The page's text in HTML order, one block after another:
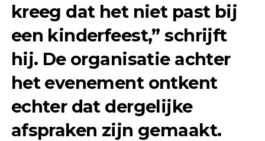
kreeg dat het niet past bij
een kinderfeest,” schrijft
hij. De organisatie achter
het evenement ontkent
echter dat dergelijke
afspraken zijn gemaakt.